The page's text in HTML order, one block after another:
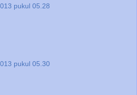
pukul 05.28
pukul 05.30